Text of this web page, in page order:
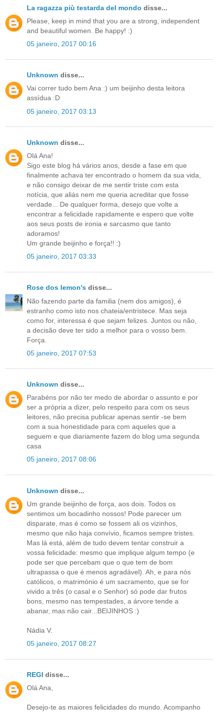
La ragazza più testarda del mondo disse...
Please, keep in mind that you are a strong, independent
and beautiful women. Be happy! :)
05 janeiro, 2017 00:16
Unknown disse...
Vai correr tudo bem Ana :) um beijinho desta leitora
assídua :D
05 janeiro, 2017 03:13
Unknown disse...
Olá Ana!
Sigo este blog há vários anos, desde a fase em que
finalmente achava ter encontrado o homem da sua vida,
e não consigo deixar de me sentir triste com esta
notícia, que aliás nem me queria acreditar que fosse
verdade... De qualquer forma, desejo que volte a
encontrar a felicidade rapidamente e espero que volte
aos seus posts de ironia e sarcasmo que tanto
adoramos!
Um grande beijinho e força!! :)
05 janeiro, 2017 03:33
Rose dos lemon's disse...
Não fazendo parte da familia (nem dos amigos), é
estranho como isto nos chateia/entristece. Mas seja
como for, interessa é que sejam felizes. Juntos ou não,
a decisão deve ter sido a melhor para o vosso bem.
Força.
05 janeiro, 2017 07:53
Unknown disse...
Parabéns por não ter medo de abordar o assunto e por
ser a própria a dizer, pelo respeito para com os seus
leitores, não precisa publicar apenas sentir -se bem
com a sua honestidade para com aqueles que a
seguem e que diariamente fazem do blog uma segunda
casa
05 janeiro, 2017 08:06
Unknown disse...
Um grande beijinho de força, aos dois. Todos os
sentimos um bocadinho nossos! Pode parecer um
disparate, mas é como se fossem ali os vizinhos,
mesmo que não haja convívio, ficamos sempre tristes.
Mas lá está, além de tudo devem tentar construir a
vossa felicidade: mesmo que implique algum tempo (e
pode ser que percebam que o que tem de bom
ultrapassa o que é menos agradável). Ah, e para nós
católicos, o matrimónio é um sacramento, que se for
vivido a três (o casal e o Senhor) só pode dar frutos
bons, mesmo nas tempestades, a árvore tende a
abanar, mas não cair...BEIJINHOS :)
Nádia V.
05 janeiro, 2017 08:27
REGI disse...
Olá Ana,
Desejo-te as maiores felicidades do mundo. Acompanho